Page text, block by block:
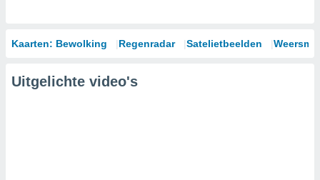
Kaarten: Bewolking Regenradar Satelietbeelden
Uitgelichte video's